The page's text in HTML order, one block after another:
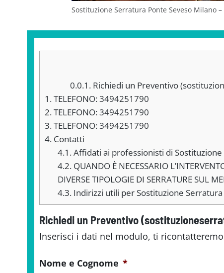
Sostituzione Serratura Ponte Seveso Milano
0.0.1. Richiedi un Preventivo
1.TELEFONO: 3494251790
2.TELEFONO: 3494251790
3.TELEFONO: 3494251790
4. Contatti
4.1.Affidati ai professionisti di
4.2.QUANDO È NECESSARIO
DIVERSE TIPOLOGIE DI SERRATURE SUL
4.3.Indirizzi utili per Sostituzione Serratura
Richiedi un Preventivo
Inserisci i dati nel modulo, ti
Nome e Cognome *